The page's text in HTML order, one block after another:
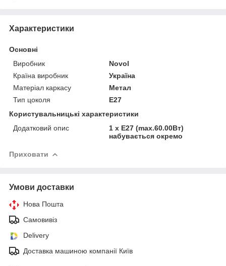
Характеристики
Основні
Виробник
Novol
Країна виробник
Україна
Матеріал каркасу
Метал
Тип цоколя
E27
Користувальницькі характеристики
Додатковий опис
1 x E27 (max.60.00Вт)
набувається окремо
Приховати
Умови доставки
Нова Пошта
Самовивіз
Delivery
Доставка машиною компанії Київ